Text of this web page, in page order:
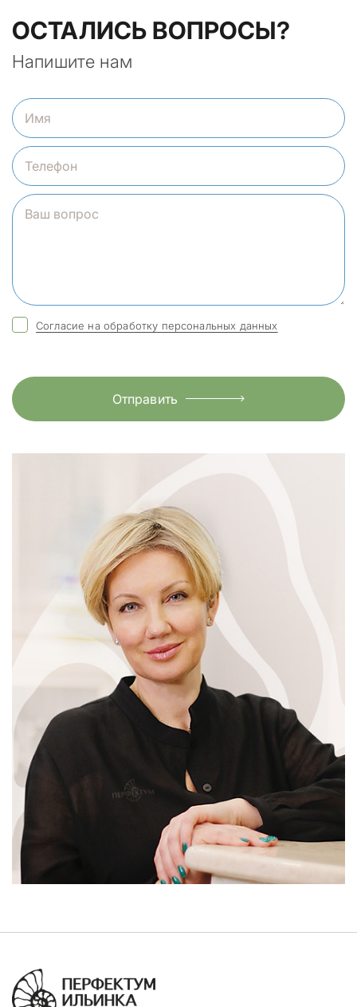
ОСТАЛИСЬ ВОПРОСЫ?
Напишите нам
Согласие на обработку персональных данных
Отправить